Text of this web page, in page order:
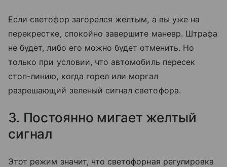
Если светофор загорелся желтым, а вы уже на
перекрестке, спокойно завершите маневр. Штрафа
не будет, либо его можно будет отменить. Но
только при условии, что автомобиль пересек
стоп-линию, когда горел или моргал
разрешающий зеленый сигнал светофора.
3. Постоянно мигает желтый
сигнал
Этот режим значит, что светофорная регулировка